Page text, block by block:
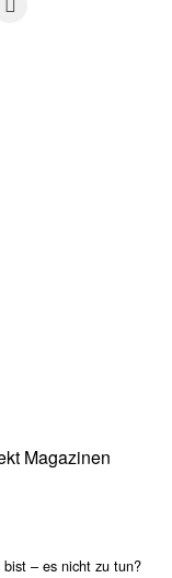
Magazinen
– es nicht zu tun?